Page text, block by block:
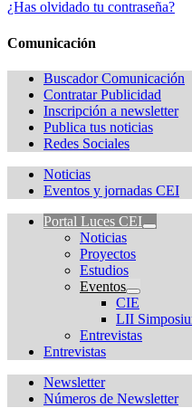
¿Has olvidado tu contraseña?
Comunicación
Buscador Comunicación
Contratar Publicidad
Inscripción a newsletter
Publica tus noticias
Redes Sociales
Noticias
Eventos y jornadas CEI
Portal Luces CEI
Noticias
Proyectos
Estudios
Eventos
CIE
LII
Entrevistas
Entrevistas
Newsletter
Números de Newsletter